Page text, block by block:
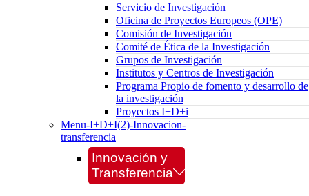
Servicio de Investigación
Oficina de Proyectos Europeos (OPE)
Comisión de Investigación
Comité de Ética de la Investigación
Grupos de Investigación
Institutos y Centros de Investigación
Programa Propio de fomento y desarrollo de
la investigación
Proyectos I+D+i
Menu-I+D+I(2)-Innovacion-
transferencia
Innovación y
Transferencia